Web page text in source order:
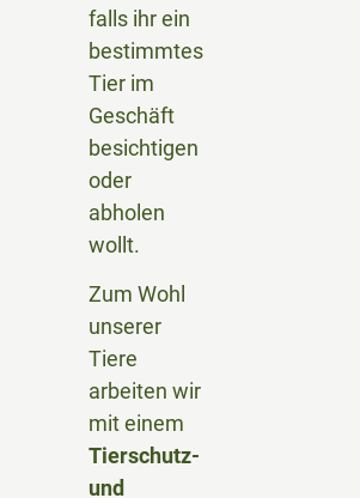
falls ihr ein
bestimmtes
Tier im
Geschäft
besichtigen
oder
abholen
wollt.
Zum Wohl
unserer
Tiere
arbeiten wir
mit einem
Tierschutz-
und